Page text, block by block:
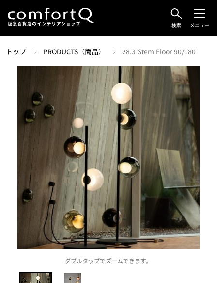
検索 メニュー
トップ PRODUCTS（商品） 28.3 Stem Floor 90/180
ダブルタップでズームできます。